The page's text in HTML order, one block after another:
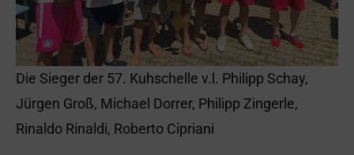
Die Sieger der 57. Kuhschelle v.l. Philipp Schay,
Jürgen Groß, Michael Dorrer, Philipp Zingerle,
Rinaldo Rinaldi, Roberto Cipriani